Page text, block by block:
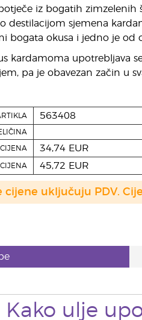
iz bogatih
destilacijom sjemena
bogata okusa i jedno je od
kardamoma upotrebljava
pa je obavezan začin u
563408
34,74 EUR
45,72 EUR
cijene uključuju PDV.
Kako ulje